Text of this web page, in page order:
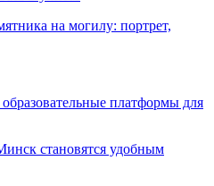
на могилу: портрет,
платформы для
становятся удобным